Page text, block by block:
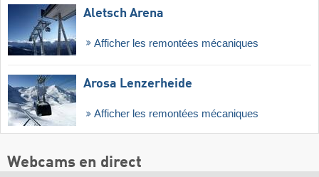
Aletsch Arena
Afficher les remontées mécaniques
Arosa Lenzerheide
Afficher les remontées mécaniques
Webcams en direct